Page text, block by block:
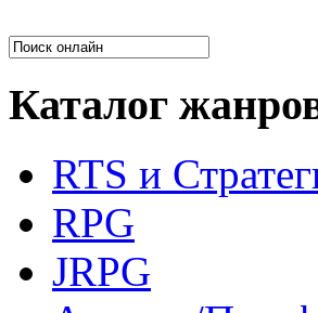
Каталог
RTS и
RPG
JRPG